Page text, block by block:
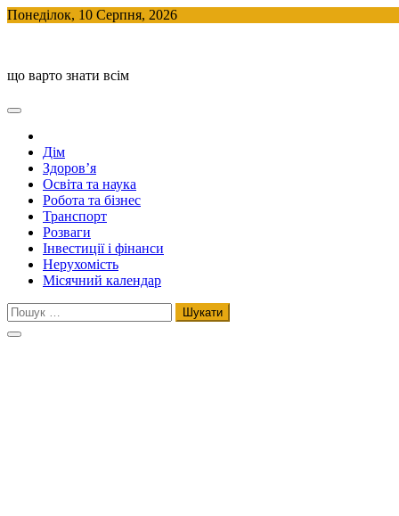
Skip
Понеділок, 10 Серпня, 2026
що варто знати всім
Дім
Здоров’я
Освіта та наука
Робота та бізнес
Транспорт
Розваги
Інвестиції і фінанси
Нерухомість
Місячний календар
Пошук: